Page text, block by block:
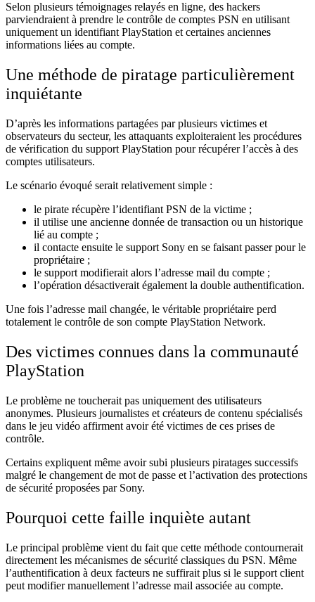
Selon plusieurs témoignages relayés en ligne, des hackers
parviendraient à prendre le contrôle de comptes PSN en utilisant
uniquement un identifiant PlayStation et certaines anciennes
informations liées au compte.
Une méthode de piratage particulièrement
inquiétante
D’après les informations partagées par plusieurs victimes et
observateurs du secteur, les attaquants exploiteraient les procédures
de vérification du support PlayStation pour récupérer l’accès à des
comptes utilisateurs.
Le scénario évoqué serait relativement simple :
le pirate récupère l’identifiant PSN de la victime ;
il utilise une ancienne donnée de transaction ou un historique
lié au compte ;
il contacte ensuite le support Sony en se faisant passer pour le
propriétaire ;
le support modifierait alors l’adresse mail du compte ;
l’opération désactiverait également la double authentification.
Une fois l’adresse mail changée, le véritable propriétaire perd
totalement le contrôle de son compte PlayStation Network.
Des victimes connues dans la communauté
PlayStation
Le problème ne toucherait pas uniquement des utilisateurs
anonymes. Plusieurs journalistes et créateurs de contenu spécialisés
dans le jeu vidéo affirment avoir été victimes de ces prises de
contrôle.
Certains expliquent même avoir subi plusieurs piratages successifs
malgré le changement de mot de passe et l’activation des protections
de sécurité proposées par Sony.
Pourquoi cette faille inquiète autant
Le principal problème vient du fait que cette méthode contournerait
directement les mécanismes de sécurité classiques du PSN. Même
l’authentification à deux facteurs ne suffirait plus si le support client
peut modifier manuellement l’adresse mail associée au compte.